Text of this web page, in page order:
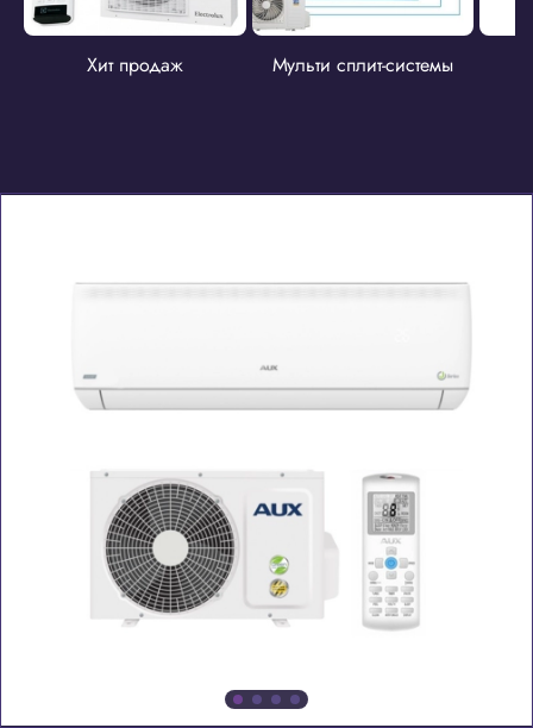
Хит продаж Мульти сплит-системы